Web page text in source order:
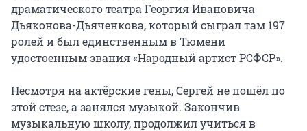
драматического театра Георгия Ивановича
Дьяконова-Дьяченкова, который сыграл там 197
ролей и был единственным в Тюмени
удостоенным звания «Народный артист РСФСР».
Несмотря на актёрские гены, Сергей не пошёл по
этой стезе, а занялся музыкой. Закончив
музыкальную школу, продолжил учиться в